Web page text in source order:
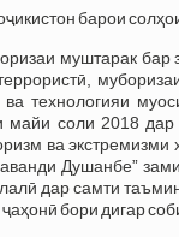
барои
муштарак бар
технологияи
майи соли 2018
ва экстремизми
Душанбе”
дар самти
бори дигар